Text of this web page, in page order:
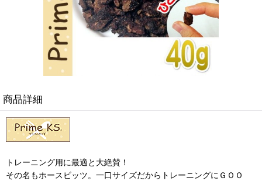
商品詳細
トレーニング用に最適と大絶賛！
その名もホースビッツ。一口サイズだからトレーニングにＧＯＯ